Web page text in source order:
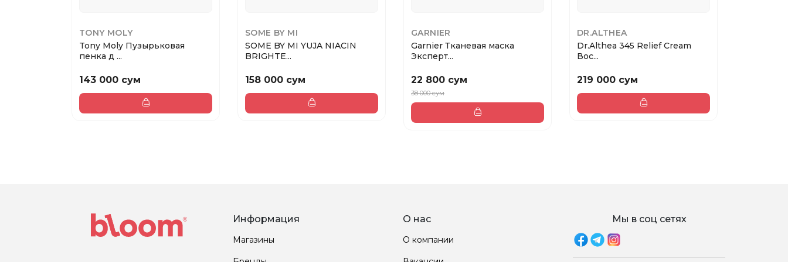
TONY MOLY
Tony Moly Пузырьковая
пенка д ...
143 000 сум
SOME BY MI
SOME BY MI YUJA NIACIN
BRIGHTE...
158 000 сум
GARNIER
Garnier Тканевая маска
Эксперт...
22 800 сум
38 000 сум
DR.ALTHEA
Dr.Althea 345 Relief Cream
Вос...
219 000 сум
Информация
Магазины
О нас
О компании
Мы в соц сетях